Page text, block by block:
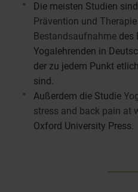
Die meisten Studien
Prävention und
Bestandsaufnahme des
Yogalehrenden in
der zu jedem Punkt
sind.
Außerdem die Studie
stress and back pain at
Oxford University Press.